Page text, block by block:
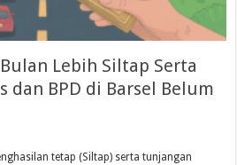
Lebih Siltap Serta
dan BPD di Barsel Belum
tetap (Siltap) serta tunjangan